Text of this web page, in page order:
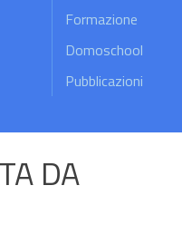
Formazione
Domoschool
Pubblicazioni
DA